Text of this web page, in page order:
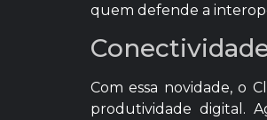
quem defende a
Com essa novidade, o
produtividade digital.